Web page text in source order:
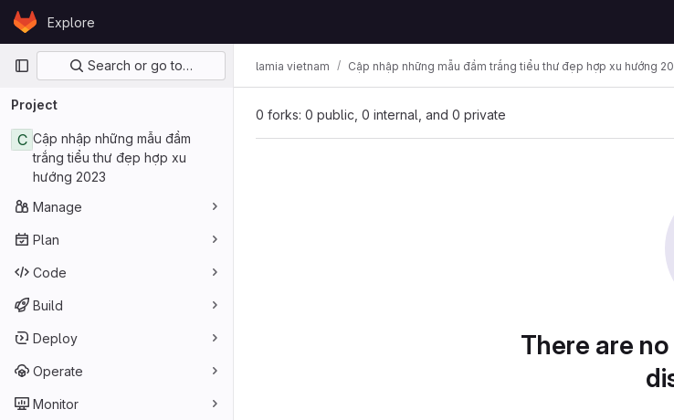
Skip to content
GitLabExplore
Primary navigation
Search or go to…
Project
C Cập nhập những mẫu đầm
trắng tiểu thư đẹp hợp xu
hướng 2023
Manage
Plan
Code
Build
Deploy
Operate
Monitor
lamia vietnam Cập nhập những mẫu đầm trắng tiểu thư đẹp hợp xu hướng
0 forks: 0 public, 0 internal, and 0 private
There are